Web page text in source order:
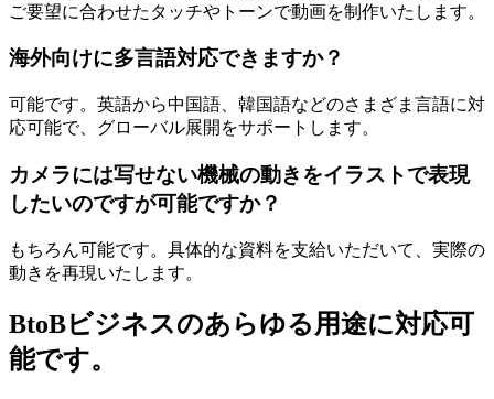
ご要望に合わせたタッチやトーンで動画を制作いたします。
海外向けに多言語対応できますか？
可能です。英語から中国語、韓国語などのさまざま言語に対
応可能で、グローバル展開をサポートします。
カメラには写せない機械の動きをイラストで表現
したいのですが可能ですか？
もちろん可能です。具体的な資料を支給いただいて、実際の
動きを再現いたします。
BtoBビジネスのあらゆる用途に対応可
能です。